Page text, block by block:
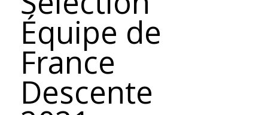
Équipe de
France
Descente